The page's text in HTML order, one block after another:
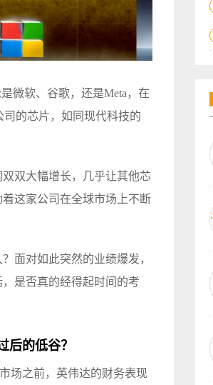
微软、谷歌，还是Meta，在
的芯片，如同现代科技的
双大幅增长，几乎让其他芯
这家公司在全球市场上不断
面对如此突然的业绩爆发，
是否真的经得起时间的考
后的低谷？
场之前，英伟达的财务表现